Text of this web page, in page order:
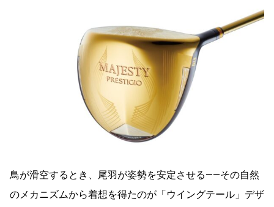
鳥が滑空するとき、尾羽が姿勢を安定させる――その自然
のメカニズムから着想を得たのが「ウイングテール」デザ